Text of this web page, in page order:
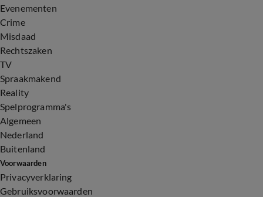
Evenementen
Crime
Misdaad
Rechtszaken
TV
Spraakmakend
Reality
Spelprogramma's
Algemeen
Nederland
Buitenland
Voorwaarden
Privacyverklaring
Gebruiksvoorwaarden